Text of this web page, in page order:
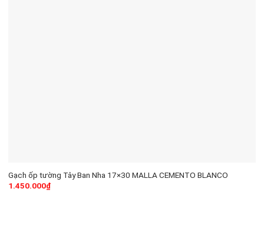
Gạch ốp tường Tây Ban Nha 17×30 MALLA CEMENTO BLANCO
1.450.000₫